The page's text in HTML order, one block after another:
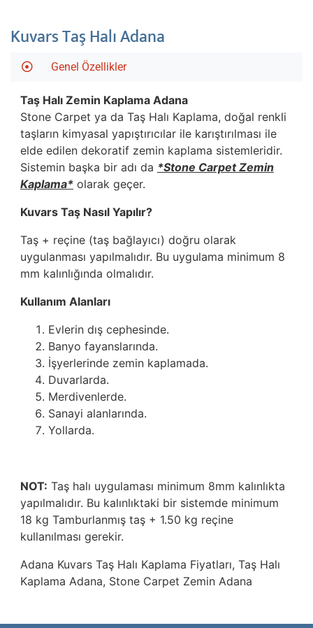
Kuvars Taş Halı Adana
Genel Özellikler
Taş Halı Zemin Kaplama Adana
Stone Carpet ya da Taş Halı Kaplama, doğal renkli
taşların kimyasal yapıştırıcılar ile karıştırılması ile
elde edilen dekoratif zemin kaplama sistemleridir.
Sistemin başka bir adı da *Stone Carpet Zemin
Kaplama* olarak geçer.
Kuvars Taş Nasıl Yapılır?
Taş + reçine (taş bağlayıcı) doğru olarak
uygulanması yapılmalıdır. Bu uygulama minimum 8
mm kalınlığında olmalıdır.
Kullanım Alanları
Evlerin dış cephesinde.
Banyo fayanslarında.
İşyerlerinde zemin kaplamada.
Duvarlarda.
Merdivenlerde.
Sanayi alanlarında.
Yollarda.
NOT: Taş halı uygulaması minimum 8mm kalınlıkta
yapılmalıdır. Bu kalınlıktaki bir sistemde minimum
18 kg Tamburlanmış taş + 1.50 kg reçine
kullanılması gerekir.
Adana Kuvars Taş Halı Kaplama Fiyatları, Taş Halı
Kaplama Adana, Stone Carpet Zemin Adana